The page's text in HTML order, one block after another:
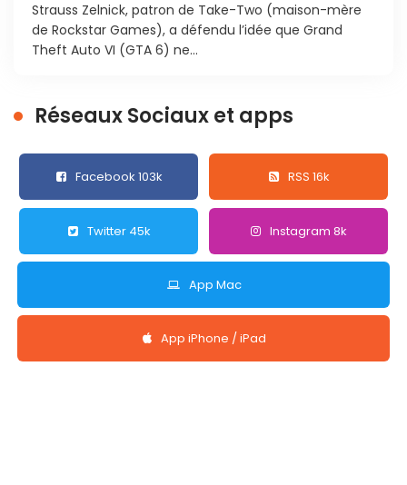
Strauss Zelnick, patron de Take-Two (maison-mère
de Rockstar Games), a défendu l’idée que Grand
Theft Auto VI (GTA 6) ne...
Réseaux Sociaux et apps
Facebook 103k RSS 16k
Twitter 45k Instagram 8k
App Mac
App iPhone / iPad